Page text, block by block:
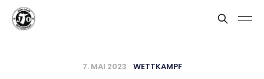
7. MAI 2023 WETTKAMPF